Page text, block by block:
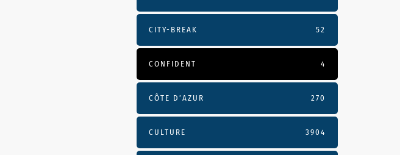
CITY-BREAK 52
CONFIDENT 4
CÔTE D’AZUR 270
CULTURE 3904